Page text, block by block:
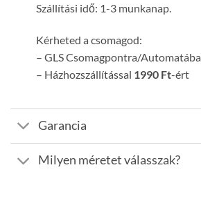
Szállítási idő: 1-3 munkanap.
Kérheted a csomagod:
– GLS Csomagpontra/Automatába
– Házhozszállítással 1990 Ft-ért
Garancia
Milyen méretet válasszak?